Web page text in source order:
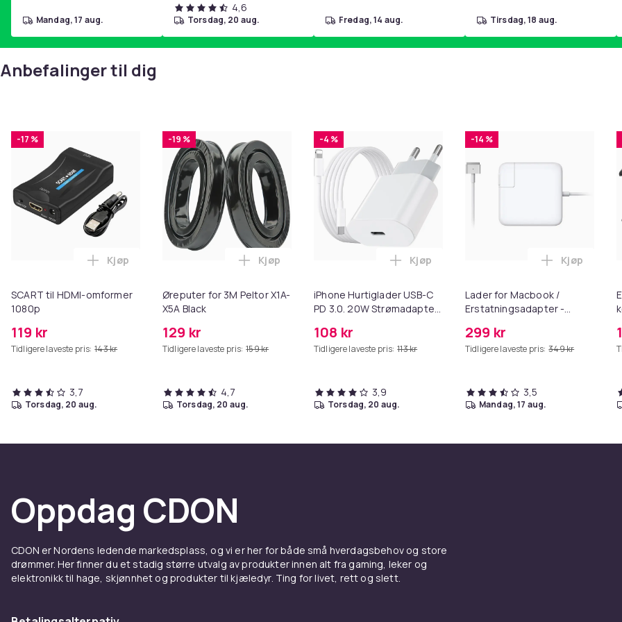
mandag, 17 aug.
4,6
torsdag, 20 aug. fredag, 14 aug. tirsdag, 18 aug.
Anbefalinger til dig
-17 %
SCART til HDMI-omformer
1080p
119 kr
Tidligere laveste pris: 143 kr
Legg SCART til HDMI-omformer 1080p i handlekurven
Kjøp
3,7
torsdag, 20 aug.
-19 %
Øreputer for 3M Peltor X1A-
X5A Black
129 kr
Tidligere laveste pris: 159 kr
Legg Øreputer for 3M Peltor X1A-X5A Black i handlekurven
Kjøp
4,7
torsdag, 20 aug.
-4 %
iPhone Hurtiglader USB-C
PD 3.0. 20W Strømadapter
108 kr
Tidligere laveste pris: 113 kr
Legg iPhone Hurtiglader USB-C PD 3.0.
Kjøp
3,9
torsdag, 20 aug.
-14 %
Lader for Macbook /
Erstatningsadapter -
299 kr
Tidligere laveste pris: 349 kr
Legg Lader
Kjøp
3,5
mandag, 17 aug.
Oppdag CDON
CDON er Nordens ledende markedsplass, og vi er her for både små hverdagsbehov og store
drømmer. Her finner du et stadig større utvalg av produkter innen alt fra gaming, leker og
elektronikk til hage, skjønnhet og produkter til kjæledyr. Ting for livet, rett og slett.